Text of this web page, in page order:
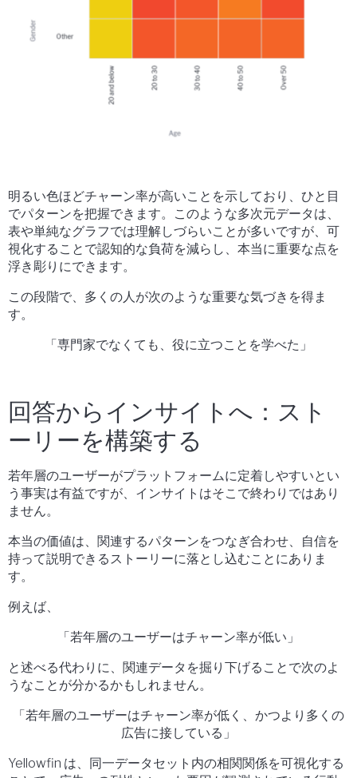
明るい色ほどチャーン率が高いことを示しており、ひと目
でパターンを把握できます。このような多次元データは、
表や単純なグラフでは理解しづらいことが多いですが、可
視化することで認知的な負荷を減らし、本当に重要な点を
浮き彫りにできます。
この段階で、多くの人が次のような重要な気づきを得ま
す。
「専門家でなくても、役に立つことを学べた」
回答からインサイトへ：スト
ーリーを構築する
若年層のユーザーがプラットフォームに定着しやすいとい
う事実は有益ですが、インサイトはそこで終わりではあり
ません。
本当の価値は、関連するパターンをつなぎ合わせ、自信を
持って説明できるストーリーに落とし込むことにありま
す。
例えば、
「若年層のユーザーはチャーン率が低い」
と述べる代わりに、関連データを掘り下げることで次のよ
うなことが分かるかもしれません。
「若年層のユーザーはチャーン率が低く、かつより多くの
広告に接している」
Yellowfin は、同一データセット内の相関関係を可視化する